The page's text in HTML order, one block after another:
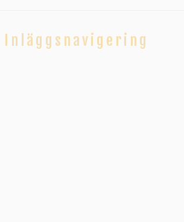
Inläggsnavigering